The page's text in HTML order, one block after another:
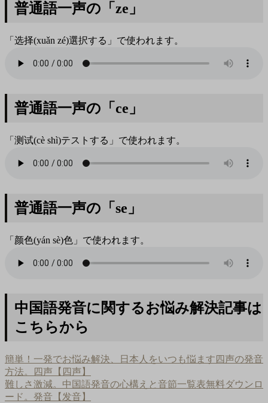
普通語一声の「ze」
「选择(xuǎn zé)選択する」で使われます。
普通語一声の「ce」
「测试(cè shì)テストする」で使われます。
普通語一声の「se」
「颜色(yán sè)色」で使われます。
中国語発音に関するお悩み解決記事は
こちらから
簡単！一発でお悩み解決、日本人をいつも悩ます四声の発音
方法。四声【四声】
難しさ激減。中国語発音の心構えと音節一覧表無料ダウンロ
ード。発音【发音】